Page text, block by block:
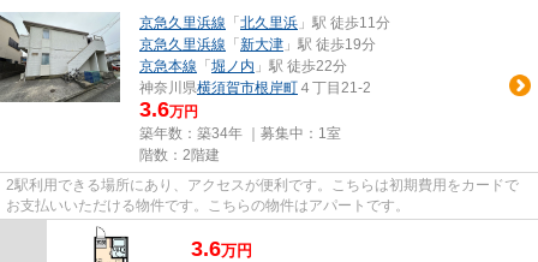
京急久里浜線 「 北久里浜 」駅 徒歩11分
京急久里浜線 「 新大津 」駅 徒歩19分
京急本線 「 堀ノ内 」駅 徒歩22分
神奈川県横須賀市根岸町 ４丁目21-2
3.6万円
築年数：築34年 ｜募集中： 1室
階数：2階建
2駅利用できる場所にあり、アクセスが便利です。こちらは初期費用をカードで
お支払いいただける物件です。こちらの物件はアパートです。
3.6万円